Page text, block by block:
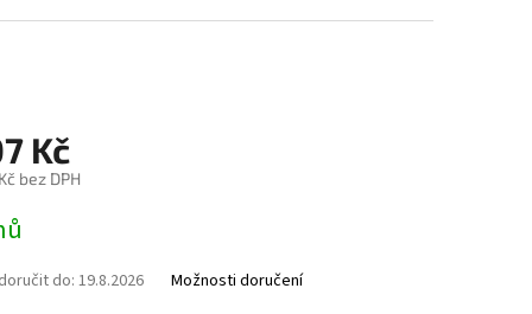
Kč
bez DPH
do: 19.8.2026 Možnosti doručení